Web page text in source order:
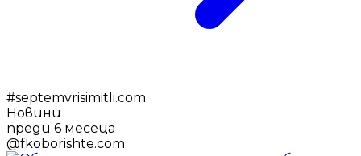
#septemvrisimitli.com
Новини
преди 6 месеца
@fkoborishte.com